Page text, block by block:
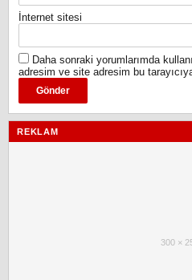
İnternet sitesi
Daha sonraki yorumlarımda
adresim ve site adresim bu
REKLAM
300 ×